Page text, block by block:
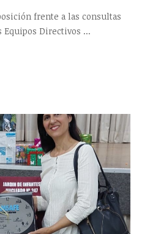
frente a las consultas
Equipos Directivos ...